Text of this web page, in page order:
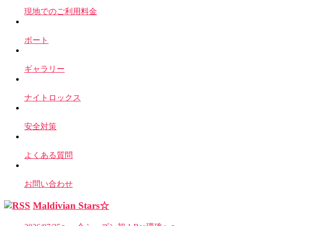
現地でのご利用料金
ボート
ギャラリー
ナイトロックス
安全対策
よくある質問
お問い合わせ
Maldivian Stars☆